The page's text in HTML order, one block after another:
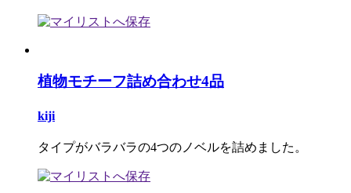
植物モチーフ詰め合わせ4品
kiji
タイプがバラバラの4つのノベルを詰めました。